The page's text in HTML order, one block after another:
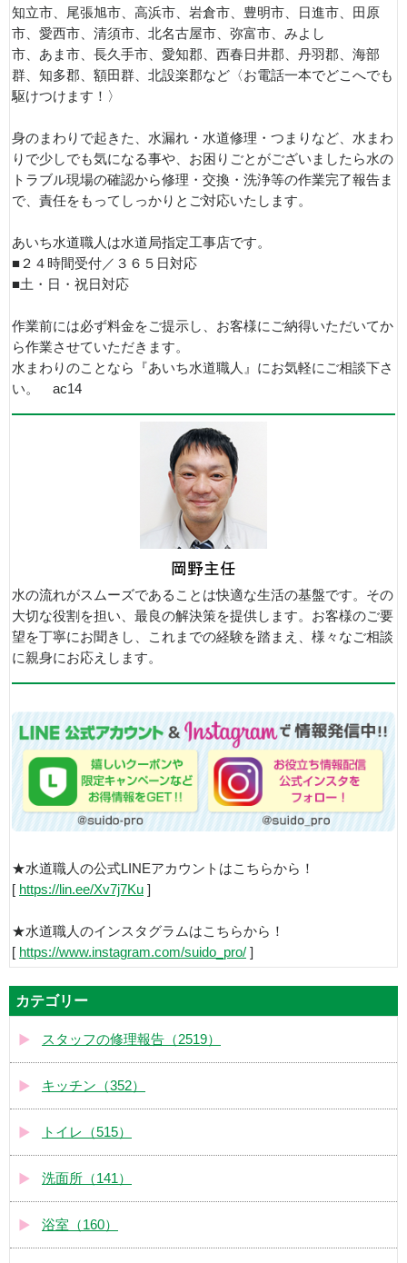
知立市、尾張旭市、高浜市、岩倉市、豊明市、日進市、田原
市、愛西市、清須市、北名古屋市、弥富市、みよし
市、あま市、長久手市、愛知郡、西春日井郡、丹羽郡、海部
群、知多郡、額田群、北設楽郡など〈お電話一本でどこへでも
駆けつけます！〉
身のまわりで起きた、水漏れ・水道修理・つまりなど、水まわ
りで少しでも気になる事や、お困りごとがございましたら水の
トラブル現場の確認から修理・交換・洗浄等の作業完了報告ま
で、責任をもってしっかりとご対応いたします。
あいち水道職人は水道局指定工事店です。
■２４時間受付／３６５日対応
■土・日・祝日対応
作業前には必ず料金をご提示し、お客様にご納得いただいてか
ら作業させていただきます。
水まわりのことなら『あいち水道職人』にお気軽にご相談下さ
い。 ac14
水の流れがスムーズであることは快適な生活の基盤です。その
大切な役割を担い、最良の解決策を提供します。お客様のご要
望を丁寧にお聞きし、これまでの経験を踏まえ、様々なご相談
に親身にお応えします。
★水道職人の公式LINEアカウントはこちらから！
[ https://lin.ee/Xv7j7Ku ]
★水道職人のインスタグラムはこちらから！
[ https://www.instagram.com/suido_pro/ ]
カテゴリー
スタッフの修理報告（2519）
キッチン（352）
トイレ（515）
洗面所（141）
浴室（160）